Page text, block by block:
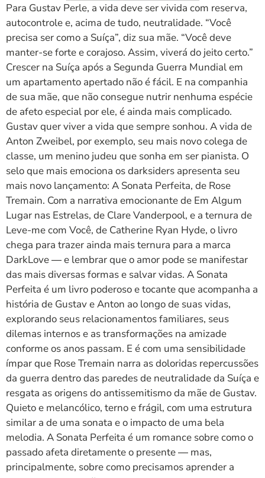
Para Gustav Perle, a vida deve ser vivida com reserva,
autocontrole e, acima de tudo, neutralidade. “Você
precisa ser como a Suíça”, diz sua mãe. “Você deve
manter-se forte e corajoso. Assim, viverá do jeito certo.”
Crescer na Suíça após a Segunda Guerra Mundial em
um apartamento apertado não é fácil. E na companhia
de sua mãe, que não consegue nutrir nenhuma espécie
de afeto especial por ele, é ainda mais complicado.
Gustav quer viver a vida que sempre sonhou. A vida de
Anton Zweibel, por exemplo, seu mais novo colega de
classe, um menino judeu que sonha em ser pianista. O
selo que mais emociona os darksiders apresenta seu
mais novo lançamento: A Sonata Perfeita, de Rose
Tremain. Com a narrativa emocionante de Em Algum
Lugar nas Estrelas, de Clare Vanderpool, e a ternura de
Leve-me com Você, de Catherine Ryan Hyde, o livro
chega para trazer ainda mais ternura para a marca
DarkLove ― e lembrar que o amor pode se manifestar
das mais diversas formas e salvar vidas. A Sonata
Perfeita é um livro poderoso e tocante que acompanha a
história de Gustav e Anton ao longo de suas vidas,
explorando seus relacionamentos familiares, seus
dilemas internos e as transformações na amizade
conforme os anos passam. E é com uma sensibilidade
ímpar que Rose Tremain narra as doloridas repercussões
da guerra dentro das paredes de neutralidade da Suíça e
resgata as origens do antissemitismo da mãe de Gustav.
Quieto e melancólico, terno e frágil, com uma estrutura
similar a de uma sonata e o impacto de uma bela
melodia. A Sonata Perfeita é um romance sobre como o
passado afeta diretamente o presente ― mas,
principalmente, sobre como precisamos aprender a